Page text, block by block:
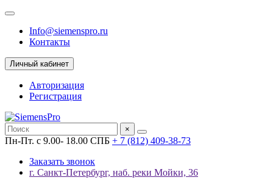
Info@siemenspro.ru
Контакты
Личный кабинет
Авторизация
Регистрация
×
Пн-Пт. с 9.00- 18.00 СПБ + 7 (812) 409-38-73
Заказать звонок
г. Санкт-Петербург, наб. реки Мойки, 36